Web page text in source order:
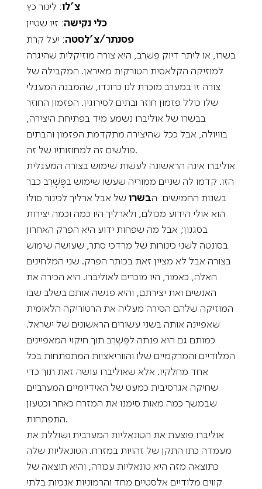
צ’לו: לינור כץ
כלי נקישה: זיו שטיין
פסנתר/צ’לסטה: יעל קרת
בשרו, או ליתר דיוק פֶּשְׁרֵב, היא צורה מוזיקלית שהיגרה
למוזיקה הקלאסית הטורקית מאיראן. המקבילה של
צורה זו במערב מוכרת לנו כרונדו, שהמבנה המעגלי
שלו כולל פזמון חוזר ובתים לסירוגין. הפזמון החוזר
בבשרו של אוליברו נשמע מיד בפתיחת היצירה,
בוויולה, אבל ככל שהיצירה מתקדמת הפזמון והבתים
פולשים זה למחוזותיו של זה.
אוליברו אינה הראשונה לעשות שימוש בצורה המעגלית
הזו. קדמו לה שניים ממוריה שעשו שימוש בפֶּשְׁרֵב כבר
בשנות החמישים: הבשרו של אבל ארליך לכינור סולו
הוא אולי הידוע מכולם, ולארליך היו כמה וכמה יצירות
בסגנון; אבל מה שפחות ידוע היא הפרק האחרון
בסונטה לשני כינורות של מרדכי סתר, שעושה שימוש
בצורה אבל לא מציין זאת בכותר הפרק. שני המלחינים
האלה, כאמור, היו מוכרים לאוליברו. היא הכירה את
האנשים ואת יצירתם, והיא פגשה אותם בשלב שבו
המוזיקה שלהם הסירה מעליה את הרטוריקה הלאומית
שאפיינה אותה בשני עשורים הראשונים של ישראל.
כמותם גם היא פנתה לפֶּשְׁרֵב תוך חיקוי המאפיינים
המלודיים והמרקמיים שלו והווריאציות המתפתחות בכל
אחד מחלקיו. אלא שאוליברו עושה זאת תוך כדי
שחיקה אגרסיבית כמעט של האידיומיים המערביים
שבמשך כמה מאות סימנו את המזרח כאחר וכטעון
התפתחות.
אוליברו פוצעת את הטונאליות המערבית ושוללת את
מעמדה כתו התקן של זהויות במזרח. הטונאליות שלה
כתוצאה מזה היא טונאליות עכורה, והיא תוצאה של
קווים מלודיים אלסטיים מחד והרמוניות אנכיות בלתי